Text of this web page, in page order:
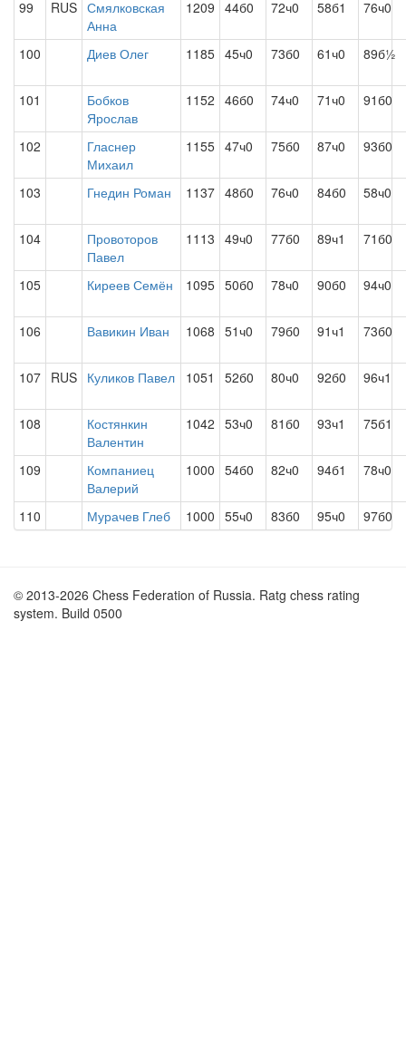
99 RUS Смялковская
Анна
1209 44б0 72ч0 58б1 76ч0
100 Диев Олег 1185 45ч0 73б0 61ч0 89б½
101
Бобков
Ярослав
1152 46б0 74ч0 71ч0 91б0
102
Гласнер
Михаил
1155 47ч0 75б0 87ч0 93б0
103 Гнедин Роман 1137 48б0 76ч0 84б0 58ч0
104
Провоторов
Павел
1113 49ч0 77б0 89ч1 71б0
105 Киреев Семён 1095 50б0 78ч0 90б0 94ч0
106 Вавикин Иван 1068 51ч0 79б0 91ч1 73б0
107 RUS Куликов Павел 1051 52б0 80ч0 92б0 96ч1
108
Костянкин
Валентин
1042 53ч0 81б0 93ч1 75б1
109
Компаниец
Валерий
1000 54б0 82ч0 94б1 78ч0
110 Мурачев Глеб 1000 55ч0 83б0 95ч0 97б0
© 2013-2026 Chess Federation of Russia. Ratg chess rating
system. Build 0500